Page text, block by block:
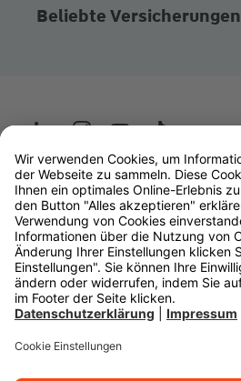
Beliebte Versicherungen
Wüstenrot
W&W Gruppe
OLB Bank
Makler
Impressum
Datenschutz
Rechtliche Hinweise